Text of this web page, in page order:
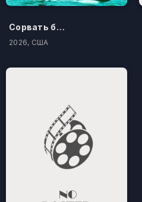
Сорвать банк 3: Вор-джентльмен
2026, США